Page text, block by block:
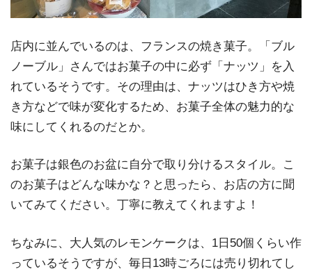
店内に並んでいるのは、フランスの焼き菓子。「ブル
ノーブル」さんではお菓子の中に必ず「ナッツ」を入
れているそうです。その理由は、ナッツはひき方や焼
き方などで味が変化するため、お菓子全体の魅力的な
味にしてくれるのだとか。
お菓子は銀色のお盆に自分で取り分けるスタイル。こ
のお菓子はどんな味かな？と思ったら、お店の方に聞
いてみてください。丁寧に教えてくれますよ！
ちなみに、大人気のレモンケークは、1日50個くらい作
っているそうですが、毎日13時ごろには売り切れてし